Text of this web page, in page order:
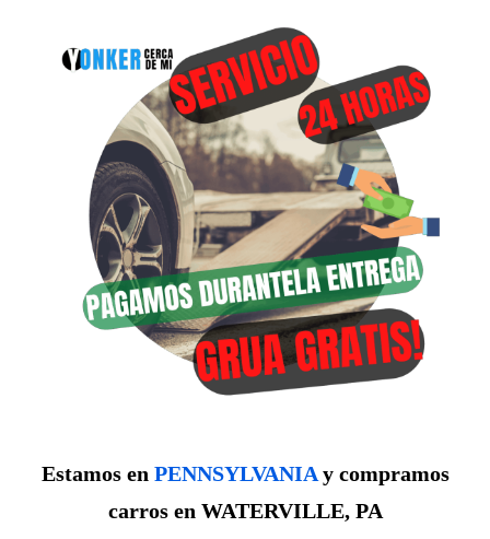
Estamos en PENNSYLVANIAy compramos
carros en WATERVILLE, PA